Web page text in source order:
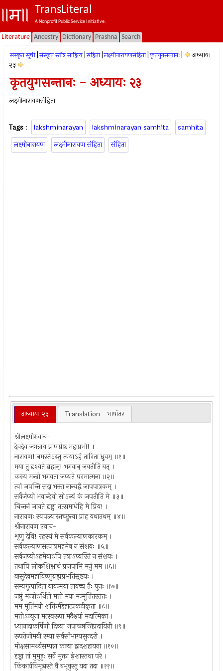
TransLiteral
A Nonprofit Public Service Initiative.
Literature Ancestry Dictionary Prashna Search
संस्कृत सूची संस्कृत स्तोत्र साहित्य संहिता लक्ष्मीनारायणसंहिता कृतयुगसन्तानः
अध्यायः
२३
कृतयुगसन्तानः - अध्यायः २३
लक्ष्मीनारायणसंहिता
Tags : lakshminarayan lakshminarayan samhita
samhita
लक्ष्मीनारायण
लक्ष्मीनारायण संहिता संहिता
अध्यायः २३ Translation - भाषांतर
श्रीलक्ष्मीरुवाच-
देवदेव जगन्नाथ प्राणप्रेष्ठ महाप्रभो! ।
नारायण! नमस्तेऽस्तु त्वयाऽहं तारिता ध्रुवम् ॥१॥
मया तु दृश्यते ब्रह्मन्! भगवान् जयतीति यत् ।
कस्य मन्त्रो भगवता जप्यते परमात्मना ॥२॥
त्वां जपन्ति सदा भक्ता नान्यद्वै जापपात्रकम् ।
सर्वैर्जप्यो भवान्देवो सोऽन्यं कं जपतीति मे ॥३॥
चिन्तनं जायते दृष्ट्वा तत्समाधेहि मे प्रिय! ।
नारायणः स्वपत्न्यास्तच्छ्रुत्वा प्राह यथातथम् ॥४॥
श्रीनारायण उवाच-
शृणु देवि! रहस्यं मे सर्वकल्याणकारकम् ।
सर्वकल्याणसत्पात्रमहमेव न संशयः ॥५॥
सर्वजप्योऽहमेवाऽपि तत्राऽप्यस्ति न संशयः ।
तथापि लोकशिक्षार्थं प्रजपामि मनुं मम ॥६॥
वासुदेवमहाविष्णुब्रह्मप्रभतिसृष्टयः ।
सम्यगुत्पादिता यावन्मया तावच्च तैः पुनः ॥७॥
जप्तुं मन्त्रोऽर्थितो मत्तो मया मन्मूर्तितस्ततः ।
मम मूर्तिमयी शक्तिर्मद्देहात्प्रकटीकृता ॥८॥
मत्तोऽन्यूना मत्स्वरूपा मदैश्वर्या मदात्मिका ।
ध्यानादाकर्षिणी दिव्या जपाच्छान्तिप्रदायिनी ॥९॥
रूपतेजोमयी रम्या सर्वसौभाग्यसुन्दरी ।
मोक्षसामर्थ्यसम्पन्ना कन्या द्वादशहायना ॥१०॥
दृष्ट्वा तां मुमुहुः सर्वे मुक्ता ईशास्तथा परे ।
किंकार्यविमूढास्ते वै बभूवुस्तु यदा तदा ॥११॥